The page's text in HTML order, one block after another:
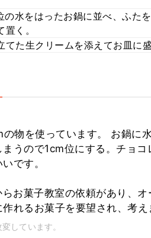
水をはったお鍋に並べ、ふた
く。
た生クリームを添えてお皿に盛
物を使っています。 お鍋に
うので1cm位にする。チョコ
です。
お菓子教室の依頼があり、
れるお菓子を要望され、考え
しています。